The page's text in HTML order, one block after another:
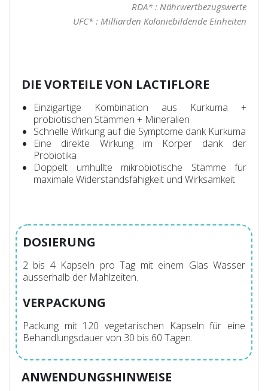
RDA* : Nährwertbezugswerte
UFC* : Milliarden Koloniebildende Einheiten
DIE VORTEILE VON LACTIFLORE
Einzigartige Kombination aus Kurkuma +
probiotischen Stämmen + Mineralien
Schnelle Wirkung auf die Symptome dank Kurkuma
Eine direkte Wirkung im Körper dank der
Probiotika
Doppelt umhüllte mikrobiotische Stämme für
maximale Widerstandsfähigkeit und Wirksamkeit
DOSIERUNG
2 bis 4 Kapseln pro Tag mit einem Glas Wasser
ausserhalb der Mahlzeiten.
VERPACKUNG
Packung mit 120 vegetarischen Kapseln für eine
Behandlungsdauer von 30 bis 60 Tagen.
ANWENDUNGSHINWEISE